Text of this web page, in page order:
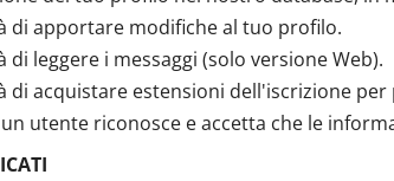
di apportare modifiche al tuo profilo.
di leggere i messaggi (solo versione Web).
di acquistare estensioni dell'iscrizione per
utente riconosce e accetta che le